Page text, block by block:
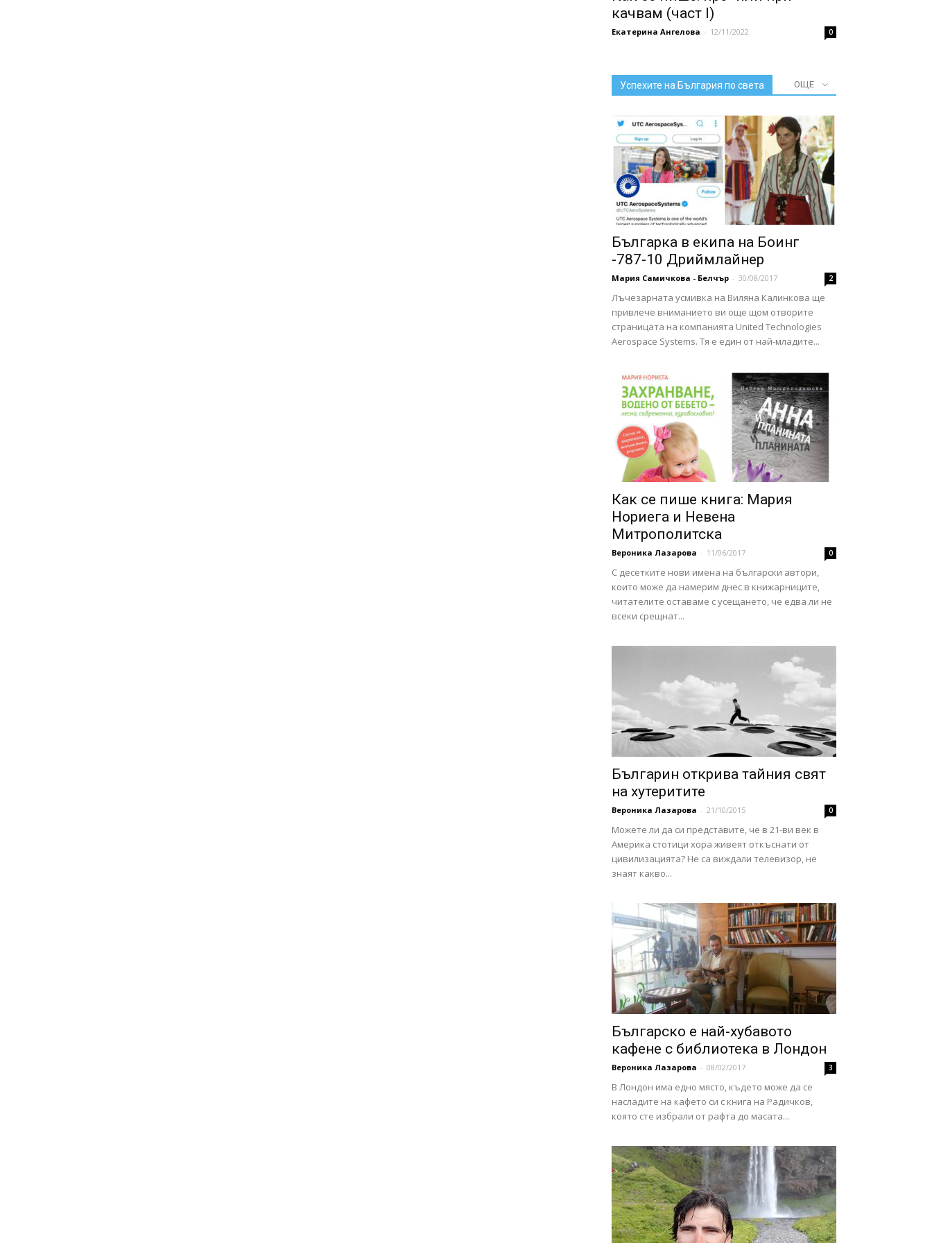
качвам (част I)
Екатерина Ангелова - 12/11/2022 0
Успехите на България по света ОЩЕ
Българка в екипа на Боинг
-787-10 Дриймлайнер
Мария Самичкова - Белчър - 30/08/2017 2
Лъчезарната усмивка на Виляна Калинкова ще
привлече вниманието ви още щом отворите
страницата на компанията United Technologies
Aerospace Systems. Тя е един от най-младите...
Как се пише книга: Мария
Нориега и Невена
Митрополитска
Вероника Лазарова - 11/06/2017 0
С десетките нови имена на български автори,
които може да намерим днес в книжарниците,
читателите оставаме с усещането, че едва ли не
всеки срещнат...
Българин открива тайния свят
на хутеритите
Вероника Лазарова - 21/10/2015 0
Можете ли да си представите, че в 21-ви век в
Америка стотици хора живеят откъснати от
цивилизацията? Не са виждали телевизор, не
знаят какво...
Българско е най-хубавото
кафене с библиотека в Лондон
Вероника Лазарова - 08/02/2017 3
В Лондон има едно място, където може да се
насладите на кафето си с книга на Радичков,
която сте избрали от рафта до масата...